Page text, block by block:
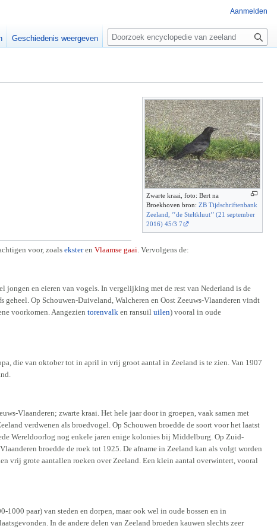
Zwarte kraai, foto: Bert na
Broekhoven bron: ZB Tijdschriftenbank
Zeeland, ’’de Steltkluut’’ (21 september
2016) 45/3 7
voor, zoals eksteren Vlaamse gaai. Vervolgens de:
jongen en eieren van vogels. In vergelijking met de rest van Nederland is de
Op Schouwen-Duiveland, Walcheren en Oost Zeeuws-Vlaanderen vindt
voorkomen. Aangezien torenvalk en ransuil uilen) vooral in oude
die van oktober tot in april in vrij groot aantal in Zeeland is te zien. Van 1907
Vlaanderen; zwarte kraai. Het hele jaar door in groepen, vaak samen met
verdwenen als broedvogel. Op Schouwen broedde de soort voor het laatst
Wereldoorlog nog enkele jaren enige kolonies bij Middelburg. Op Zuid-
broedde de roek tot 1925. De afname in Zeeland kan als volgt worden
vrij grote aantallen roeken over Zeeland. Een klein aantal overwintert, vooral
paar) van steden en dorpen, maar ook wel in oude bossen en in
In de andere delen van Zeeland broeden kauwen slechts zeer
Aanmelden
Geschiedenis weergeven
Z
e